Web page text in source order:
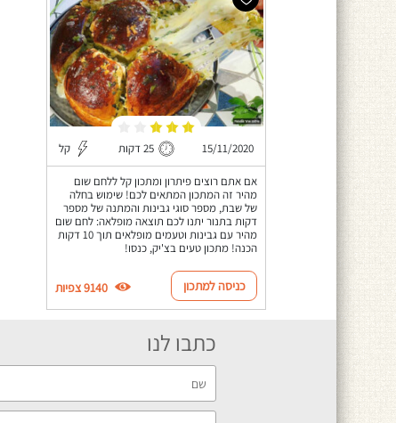
15/11/2020 25 דקות קל
אם אתם רוצים פיתרון ומתכון קל ללחם שום
מהיר זה המתכון המתאים לכם! שימוש בחלה
של שבת, מספר סוגי גבינות והמתנה של מספר
דקות בתנור יתנו לכם תוצאה מופלאה: לחם שום
מהיר עם גבינות וטעמים מופלאים תוך 10 דקות
הכנה! מתכון טעים בצ'יק, כנסו!
כניסה למתכון 9140 צפיות
כתבו לנו